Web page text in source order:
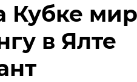
Кубке
в Ялте